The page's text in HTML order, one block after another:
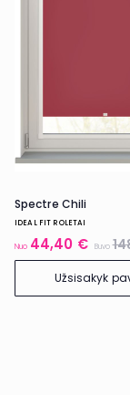
Spectre Chili
IDEAL FIT ROLETAI
Nuo 44,40 € Buvo
Užsisakyk